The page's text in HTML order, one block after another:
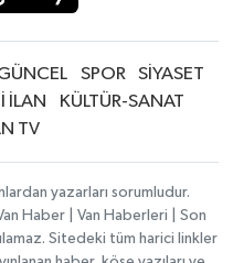
SPOR
SİYASET
İLAN
KÜLTÜR-SANAT
TV
yazarları sorumludur.
Haber | Van Haberleri | Son
Sitedeki tüm harici linkler